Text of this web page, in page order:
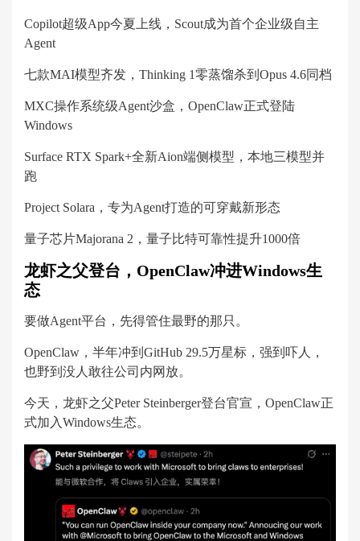
Copilot超级App今夏上线，Scout成为首个企业级自主
Agent
七款MAI模型齐发，Thinking 1零蒸馏杀到Opus 4.6同档
MXC操作系统级Agent沙盒，OpenClaw正式登陆
Windows
Surface RTX Spark+全新Aion端侧模型，本地三模型并
跑
Project Solara，专为Agent打造的可穿戴新形态
量子芯片Majorana 2，量子比特可靠性提升1000倍
龙虾之父登台，OpenClaw冲进Windows生
态
要做Agent平台，先得管住最野的那只。
OpenClaw，半年冲到GitHub 29.5万星标，强到吓人，
也野到没人敢往公司内网放。
今天，龙虾之父Peter Steinberger登台官宣，OpenClaw正
式加入Windows生态。